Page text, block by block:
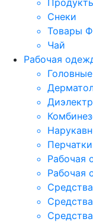
Снеки
Товары
Чай
Рабочая
Рабочая
Рабочая